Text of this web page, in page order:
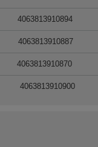
4063813910894
4063813910887
4063813910870
4063813910900